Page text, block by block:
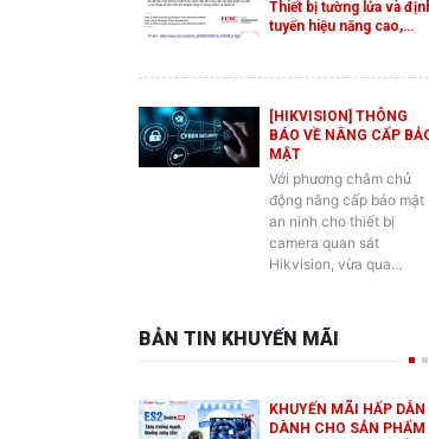
[HIKVISION] THÔNG
MẬT
Với phương châm chủ
động nâng cấp bảo mật
an ninh cho thiết bị
camera quan sát
Hikvision, vừa qua…
KHUYẾN MÃI HẤP DẪN
SWITCH ES2 MỚI CỦA
RUIJIE REYEE